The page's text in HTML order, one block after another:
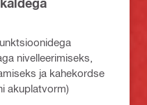
nivelleerimiseks,
ja kahekordse
akuplatvorm)